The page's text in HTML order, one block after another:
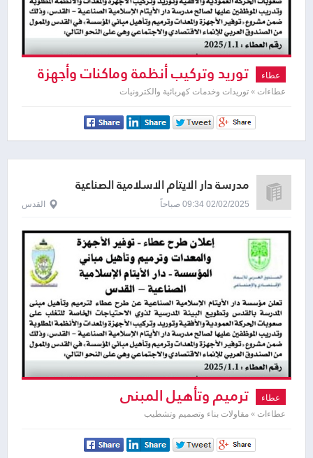
عطاء توريد وتركيب أنظمة وماكنات وأجهزة
ومعدات الكترونية
عطاءات » توريدات وخدمات كهربائية والكترونيات
مدرسة دار الايتام الاسلامية الصناعية
02/02/2025 09:34 صباحاً القدس
عطاء ترميم وتأهيل المبنى
عطاءات » مقاولات بناء وتصميم وتشطيب